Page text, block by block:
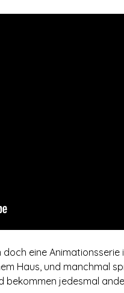
eine
Haus, und manchmal
bekommen jedesmal